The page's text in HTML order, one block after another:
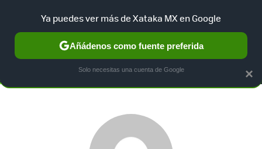
SELECCIÓN GAMING HOME AUTO TERRITORIO
×
Ya puedes ver más de Xataka MX en Google
Añádenos como fuente preferida
Solo necesitas una cuenta de Google